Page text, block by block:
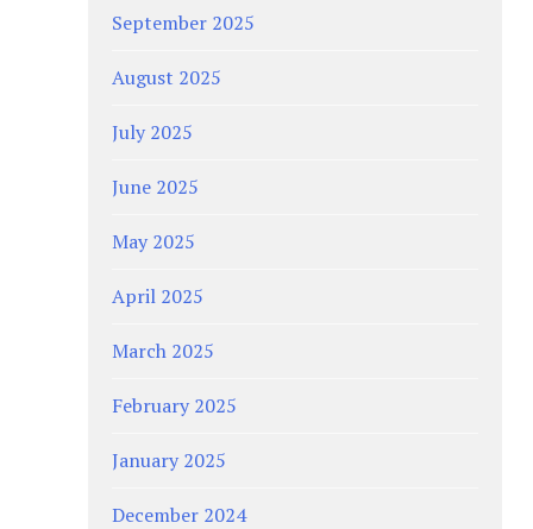
September 2025
August 2025
July 2025
June 2025
May 2025
April 2025
March 2025
February 2025
January 2025
December 2024